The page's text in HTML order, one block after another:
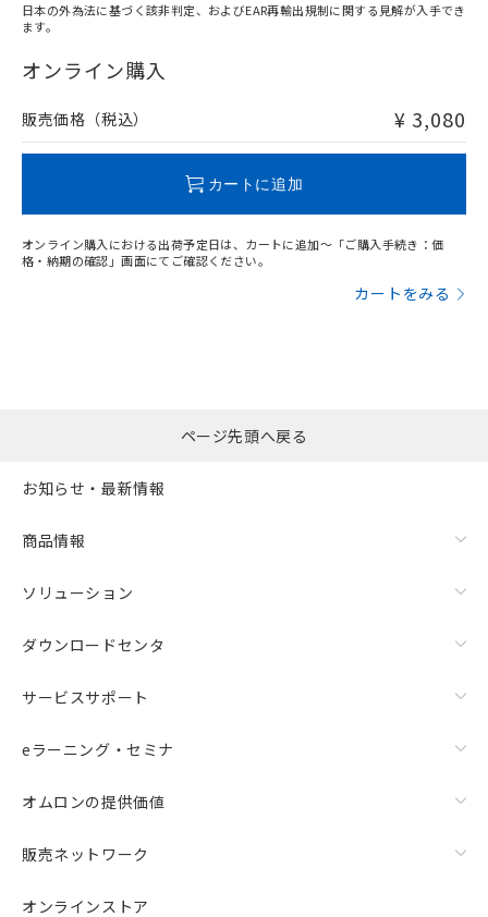
在庫等で未対応品が混在する可能性があります。
問い合わせください。
日本の外為法に基づく該非判定、およびEAR再輸出規制に関する見解が入手でき
ます。
オンライン購入
販売価格（税込） ¥ 3,080
カートに追加
オンライン購入における出荷予定日は、カートに追加～「ご購入手続き：価
格・納期の確認」画面にてご確認ください。
カートをみる
ページ先頭へ戻る
お知らせ・最新情報
商品情報
ソリューション
ダウンロードセンタ
サービスサポート
eラーニング・セミナ
オムロンの提供価値
販売ネットワーク
オンラインストア